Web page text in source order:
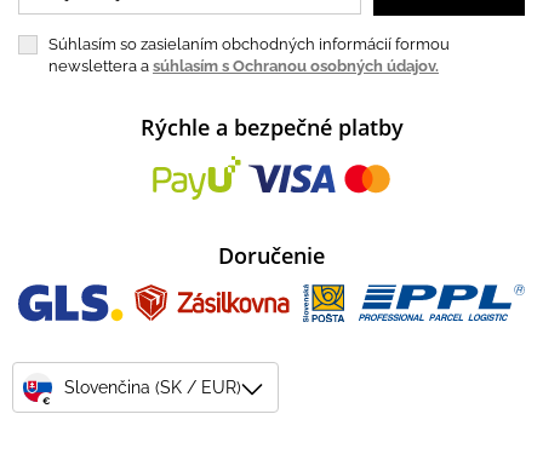
Súhlasím so zasielaním obchodných informácií formou
newslettera a súhlasím s Ochranou osobných údajov.
Rýchle a bezpečné platby
Doručenie
€
Slovenčina (SK / EUR)